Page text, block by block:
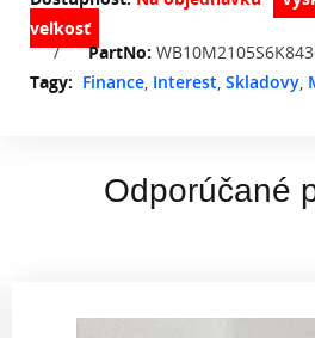
/ PartNo:
Tagy: Finance Interest Skladovy
Odporúčané